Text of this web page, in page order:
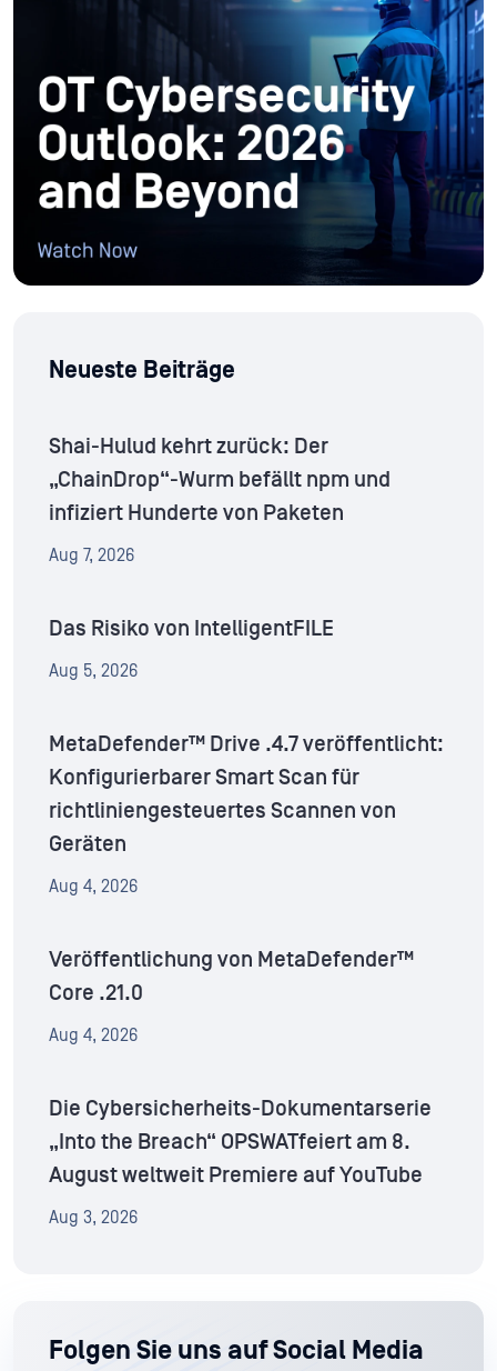
Neueste Beiträge
Shai-Hulud kehrt zurück: Der
„ChainDrop“-Wurm befällt npm und
infiziert Hunderte von Paketen
Aug 7, 2026
Das Risiko von IntelligentFILE
Aug 5, 2026
MetaDefender™ Drive .4.7 veröffentlicht:
Konfigurierbarer Smart Scan für
richtliniengesteuertes Scannen von
Geräten
Aug 4, 2026
Veröffentlichung von MetaDefender™
Core .21.0
Aug 4, 2026
Die Cybersicherheits-Dokumentarserie
„Into the Breach“ OPSWATfeiert am 8.
August weltweit Premiere auf YouTube
Aug 3, 2026
Folgen Sie uns auf Social Media